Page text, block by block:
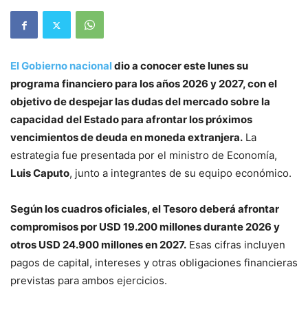
El Gobierno nacionaldio a conocer este lunes su
programa financiero para los años 2026 y 2027, con el
objetivo de despejar las dudas del mercado sobre la
capacidad del Estado para afrontar los próximos
vencimientos de deuda en moneda extranjera. La
estrategia fue presentada por el ministro de Economía,
Luis Caputo, junto a integrantes de su equipo económico.
Según los cuadros oficiales, el Tesoro deberá afrontar
compromisos por USD 19.200 millones durante 2026 y
otros USD 24.900 millones en 2027. Esas cifras incluyen
pagos de capital, intereses y otras obligaciones financieras
previstas para ambos ejercicios.